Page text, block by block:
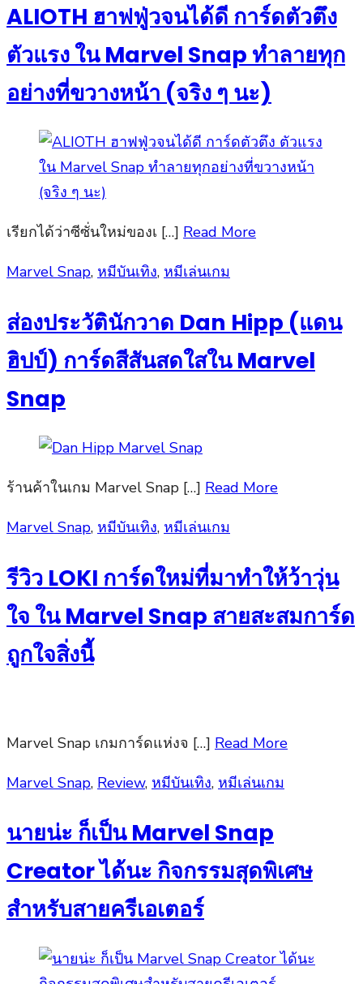
ALIOTH ฮาฟฟู่วจนได้ดี การ์ดตัวตึง
ตัวแรง ใน Marvel Snap ทำลายทุก
อย่างที่ขวางหน้า (จริง ๆ นะ)
เรียกได้ว่าซีซั่นใหม่ของเ […] Read More
Posted
Marvel Snap, หมีบันเทิง, หมีเล่นเกม
ส่องประวัตินักวาด Dan Hipp (แดน
ฮิปป์) การ์ดสีสันสดใสใน Marvel
Snap
ร้านค้าในเกม Marvel Snap […] Read More
Posted
Marvel Snap, หมีบันเทิง, หมีเล่นเกม
รีวิว LOKI การ์ดใหม่ที่มาทำให้ว้าวุ่น
ใจ ใน Marvel Snap สายสะสมการ์ด
ถูกใจสิ่งนี้
Marvel Snap เกมการ์ดแห่งจ […] Read More
Posted
Marvel Snap, Review, หมีบันเทิง, หมีเล่นเกม
นายน่ะ ก็เป็น Marvel Snap
Creator ได้นะ กิจกรรมสุดพิเศษ
สำหรับสายครีเอเตอร์